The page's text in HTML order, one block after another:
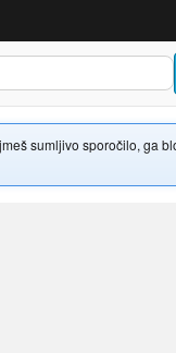
sumljivo sporočilo, ga